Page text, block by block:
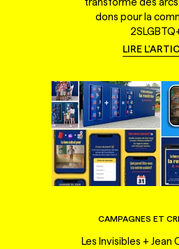
dons pour la
LIRE
CAMPAGNES ET
Les Invisibles + Jean